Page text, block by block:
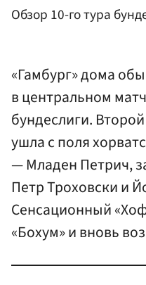
Обзор 10-го тура
«Гамбург» дома
в центральном
бундеслиги.
ушла с поля
— Младен Петрич,
Петр Троховски и
Сенсационный
«Бохум» и вновь